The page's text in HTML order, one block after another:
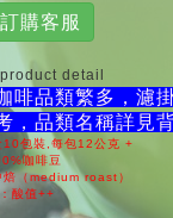
購客服
detail
啡品類繁多，濾
，品類名稱詳見
10包裝,每包12公克 +
咖啡豆
焙（medium roast）
酸值++